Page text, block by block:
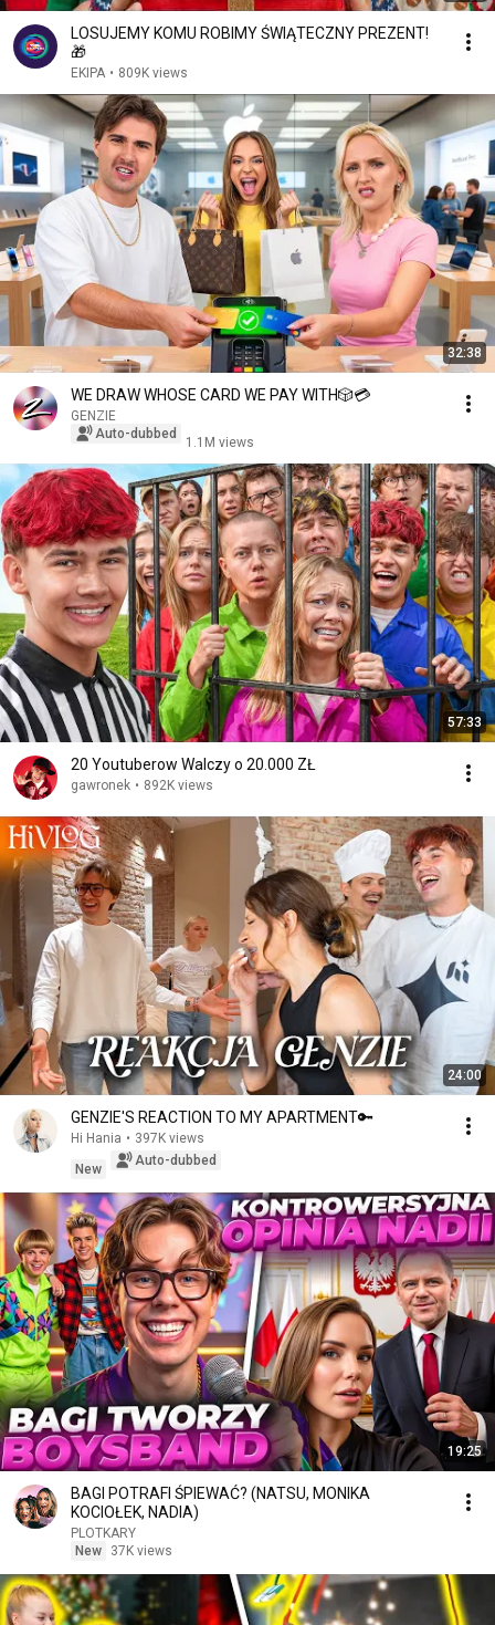
LOSUJEMY KOMU ROBIMY ŚWIĄTECZNY PREZENT!
🎁
EKIPA • 809K views
32:38
WE DRAW WHOSE CARD WE PAY WITH🎲💳
GENZIE
Auto-dubbed
1.1M views
57:33
20 Youtuberow Walczy o 20.000 ZŁ
gawronek • 892K views
24:00
GENZIE'S REACTION TO MY APARTMENT🔑
Hi Hania • 397K views
New
Auto-dubbed
19:25
BAGI POTRAFI ŚPIEWAĆ? (NATSU, MONIKA
KOCIOŁEK, NADIA)
PLOTKARY
New
37K views